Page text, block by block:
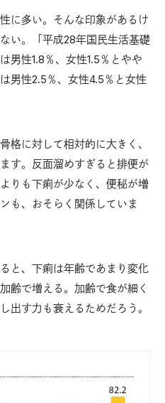
に多い。そんな印象があるけ
い。「平成28年国民生活基礎
男性1.8％、女性1.5％とやや
男性2.5％、女性4.5％と女性
格に対して相対的に大きく、
す。反面溜めすぎると排便が
りも下痢が少なく、便秘が増
も、おそらく関係していま
と、下痢は年齢であまり変化
齢で増える。加齢で食が細く
出す力も衰えるためだろう。